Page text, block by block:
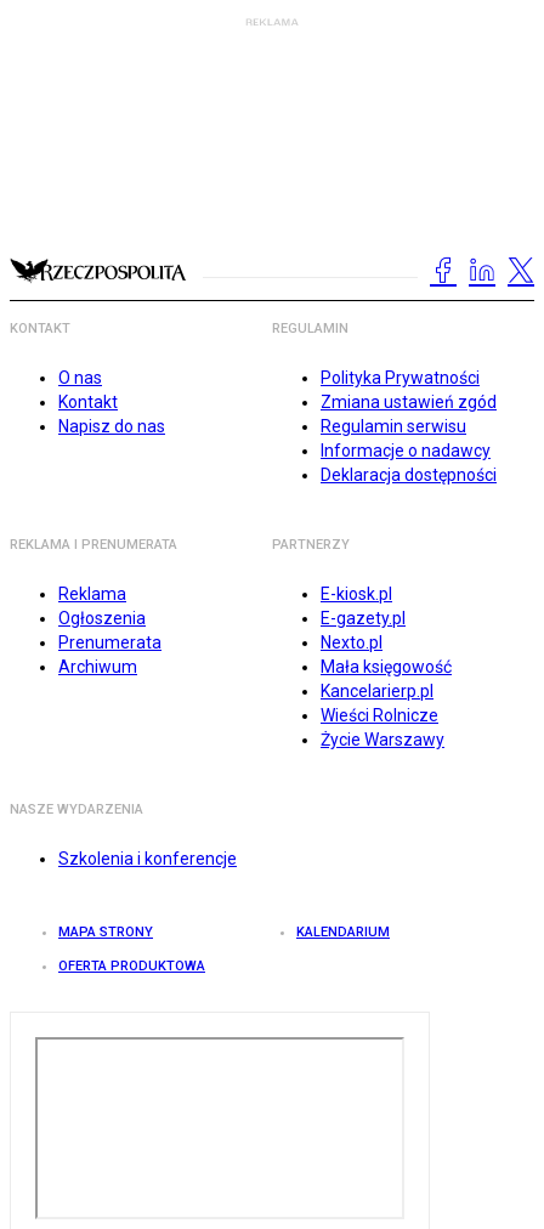
KONTAKT
O nas
Kontakt
Napisz do nas
REGULAMIN
Polityka Prywatności
Zmiana ustawień zgód
Regulamin serwisu
Informacje o nadawcy
Deklaracja dostępności
REKLAMA I PRENUMERATA
Reklama
Ogłoszenia
Prenumerata
Archiwum
PARTNERZY
E-kiosk.pl
E-gazety.pl
Nexto.pl
Mała księgowość
Kancelarierp.pl
Wieści Rolnicze
Życie Warszawy
NASZE WYDARZENIA
Szkolenia i konferencje
MAPA STRONY KALENDARIUM
OFERTA PRODUKTOWA